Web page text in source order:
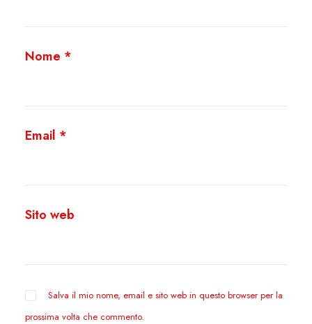
Nome *
Email *
Sito web
Salva il mio nome, email e sito web in questo browser per la
prossima volta che commento.